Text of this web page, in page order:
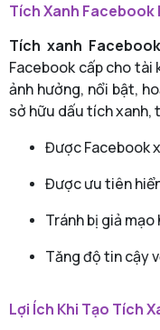
Tích Xanh Facebook
Tích xanh Facebook
Facebook cấp cho tài
ảnh hưởng, nổi bật,
sở hữu dấu tích xanh,
Được Facebook
Được ưu tiên
Tránh bị giả
Tăng độ tin cậy
Lợi Ích Khi Tạo Tích